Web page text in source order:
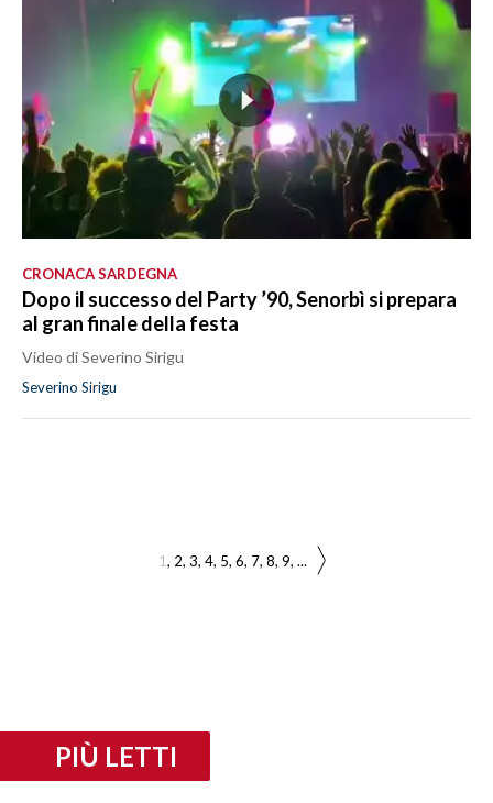
CRONACA SARDEGNA
Dopo il successo del Party ’90, Senorbì si prepara
al gran finale della festa
Video di Severino Sirigu
Severino Sirigu
1 2 3 4 5 6 7 8 9 ...
PIÙ LETTI